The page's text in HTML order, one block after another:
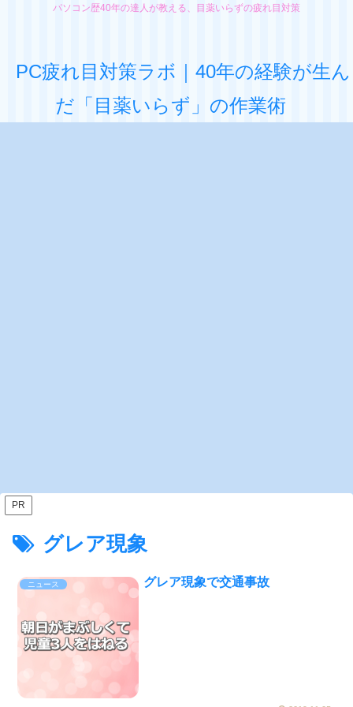
パソコン歴40年の達人が教える、目薬いらずの疲れ目対策
PC疲れ目対策ラボ｜40年の経験が生ん
だ「目薬いらず」の作業術
PR
グレア現象
ニュース グレア現象で交通事故